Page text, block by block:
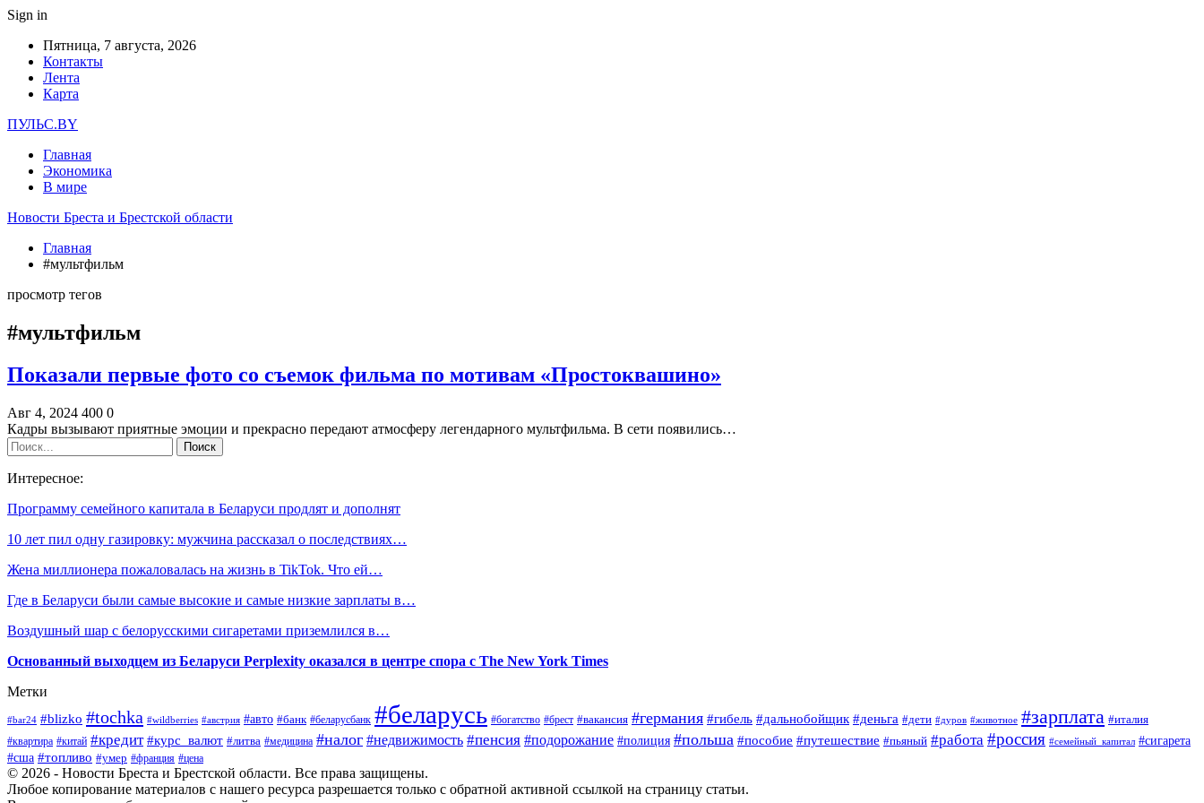
Sign in
Пятница, 7 августа, 2026
Контакты
Лента
Карта
ПУЛЬС.BY
Главная
Экономика
В мире
Новости Бреста и Брестской области
Главная
#мультфильм
просмотр тегов
#мультфильм
Показали первые фото со съемок фильма по мотивам «Простоквашино»
Авг 4, 2024 400 0
Кадры вызывают приятные эмоции и прекрасно передают атмосферу легендарного мультфильма. В сети появились…
Интересное:
Программу семейного капитала в Беларуси продлят и дополнят
10 лет пил одну газировку: мужчина рассказал о последствиях…
Жена миллионера пожаловалась на жизнь в TikTok. Что ей…
Где в Беларуси были самые высокие и самые низкие зарплаты в…
Воздушный шар с белорусскими сигаретами приземлился в…
Основанный выходцем из Беларуси Perplexity оказался в центре спора с The New York Times
Метки
#bar24 #blizko #tochka #wildberries #австрия #авто #банк #беларусбанк #беларусь #богатство #брест #вакансия #германия #гибель #дальнобойщик #деньга #дети #дуров #животное #зарплата #италия
#квартира #китай #кредит #курс_валют #литва #медицина #налог #недвижимость #пенсия #подорожание #полиция #польша #пособие #путешествие #пьяный #работа #россия #семейный_капитал #сигарета
#сша #топливо #умер #франция #цена
© 2026 - Новости Бреста и Брестской области. Все права защищены.
Любое копирование материалов с нашего ресурса разрешается только с обратной активной ссылкой на страницу статьи.